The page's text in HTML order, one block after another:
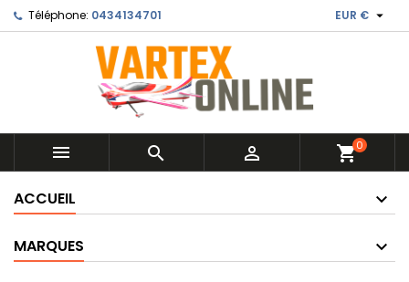
Téléphone: 0434134701 EUR € 
   shopping_cart0
ACCUEIL
MARQUES